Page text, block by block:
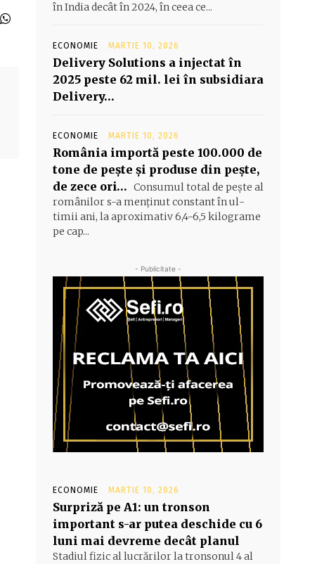
în India decât în 2024, în ceea ce...
ECONOMIE MARTIE 10, 2026
Delivery Solutions a injectat în
2025 peste 62 mil. lei în subsidiara
Delivery…
ECONOMIE MARTIE 10, 2026
România importă peste 100.000 de
tone de peşte şi produse din peşte,
de zece ori… Consumul total de peşte al
ro­mâ­nilor s-a menţinut constant în ul­
timii ani, la aproximativ 6,4-6,5 ki­lograme
pe cap...
- Publicitate -
ECONOMIE MARTIE 10, 2026
Surpriză pe A1: un tronson
important s-ar putea deschide cu 6
luni mai devreme decât planul
Stadiul fizic al lucrărilor la tronsonul 4 al